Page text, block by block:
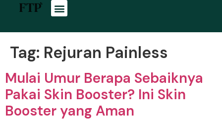
Tag: Rejuran Painless
Mulai Umur Berapa Sebaiknya
Pakai Skin Booster? Ini Skin
Booster yang Aman